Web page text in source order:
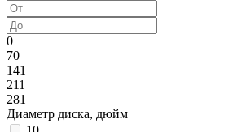
0
70
141
211
281
Диаметр диска, дюйм